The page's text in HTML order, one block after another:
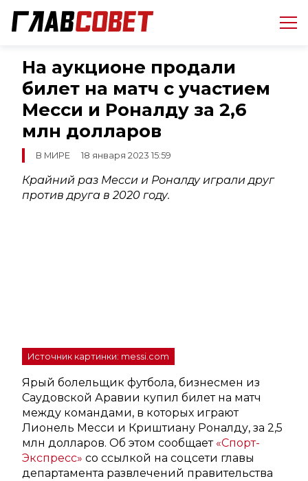
На аукционе продали
билет на матч с участием
Месси и Роналду за 2,6
млн долларов
В МИРЕ 18 января 2023 15:59
Крайний раз Месси и Роналду играли друг
против друга в 2020 году.
Источник картинки: messi.com
Ярый болельщик футбола, бизнесмен из
Саудовской Аравии купил билет на матч
между командами, в которых играют
Лионель Месси и Криштиану Роналду, за 2,5
млн долларов. Об этом сообщает «Спорт-
Экспресс» со ссылкой на соцсети главы
департамента развлечений правительства